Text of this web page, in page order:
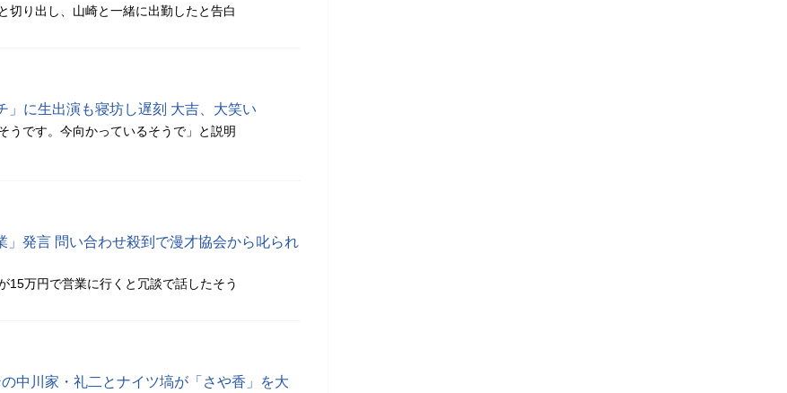
切り出し、山崎と一緒に出勤したと告白
」に生出演も寝坊し遅刻 大吉、大笑い
うです。今向かっているそうで」と説明
」発言 問い合わせ殺到で漫才協会から叱られ
15万円で営業に行くと冗談で話したそう
の中川家・礼二とナイツ塙が「さや香」を大